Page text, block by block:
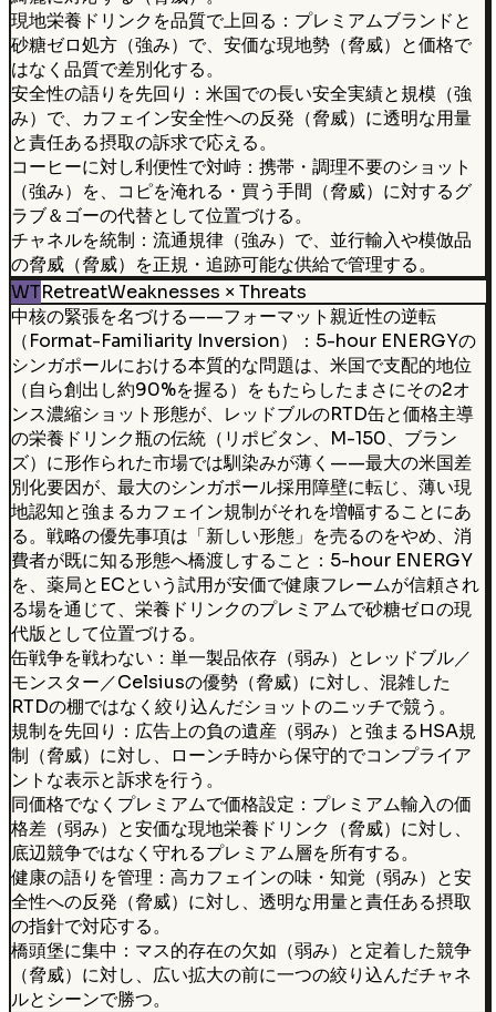
現地栄養ドリンクを品質で上回る：プレミアムブランドと
砂糖ゼロ処方（強み）で、安価な現地勢（脅威）と価格で
はなく品質で差別化する。
安全性の語りを先回り：米国での長い安全実績と規模（強
み）で、カフェイン安全性への反発（脅威）に透明な用量
と責任ある摂取の訴求で応える。
コーヒーに対し利便性で対峙：携帯・調理不要のショット
（強み）を、コピを淹れる・買う手間（脅威）に対するグ
ラブ＆ゴーの代替として位置づける。
チャネルを統制：流通規律（強み）で、並行輸入や模倣品
の脅威（脅威）を正規・追跡可能な供給で管理する。
WTRetreatWeaknesses × Threats
中核の緊張を名づける——フォーマット親近性の逆転
（Format-Familiarity Inversion）：5-hour ENERGYの
シンガポールにおける本質的な問題は、米国で支配的地位
（自ら創出し約90%を握る）をもたらしたまさにその2オ
ンス濃縮ショット形態が、レッドブルのRTD缶と価格主導
の栄養ドリンク瓶の伝統（リポビタン、M-150、ブラン
ズ）に形作られた市場では馴染みが薄く——最大の米国差
別化要因が、最大のシンガポール採用障壁に転じ、薄い現
地認知と強まるカフェイン規制がそれを増幅することにあ
る。戦略の優先事項は「新しい形態」を売るのをやめ、消
費者が既に知る形態へ橋渡しすること：5-hour ENERGY
を、薬局とECという試用が安価で健康フレームが信頼され
る場を通じて、栄養ドリンクのプレミアムで砂糖ゼロの現
代版として位置づける。
缶戦争を戦わない：単一製品依存（弱み）とレッドブル／
モンスター／Celsiusの優勢（脅威）に対し、混雑した
RTDの棚ではなく絞り込んだショットのニッチで競う。
規制を先回り：広告上の負の遺産（弱み）と強まるHSA規
制（脅威）に対し、ローンチ時から保守的でコンプライア
ントな表示と訴求を行う。
同価格でなくプレミアムで価格設定：プレミアム輸入の価
格差（弱み）と安価な現地栄養ドリンク（脅威）に対し、
底辺競争ではなく守れるプレミアム層を所有する。
健康の語りを管理：高カフェインの味・知覚（弱み）と安
全性への反発（脅威）に対し、透明な用量と責任ある摂取
の指針で対応する。
橋頭堡に集中：マス的存在の欠如（弱み）と定着した競争
（脅威）に対し、広い拡大の前に一つの絞り込んだチャネ
ルとシーンで勝つ。